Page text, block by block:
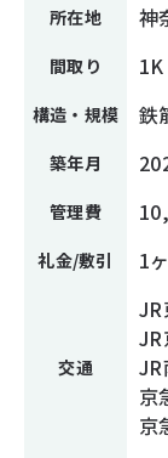
所在地 神
間取り 1K
構造・規模 鉄
築年月
管理費
礼金/敷引 1
交通
京
京